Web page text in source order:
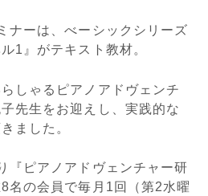
ナーは、べーシックシリーズ
1』がテキスト教材。
しゃるピアノアドヴェンチ
先生をお迎えし、実践的な
ました。
『ピアノアドヴェンチャー研
名の会員で毎月1回（第2水曜